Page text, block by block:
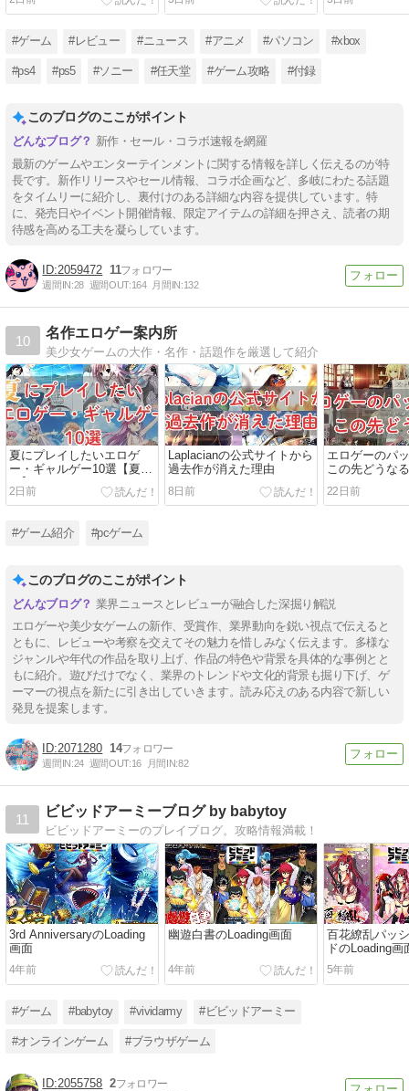
iPhoneスマホもセール実
施！
掲載した書籍 配信開始
#ゲーム #レビュー #ニュース #アニメ #パソコン #xbox
#ps4 #ps5 #ソニー #任天堂 #ゲーム攻略 #付録
このブログのここがポイント
新作・セール・コラボ速報を網羅
最新のゲームやエンターテインメントに関する情報を詳しく伝えるのが特
長です。新作リリースやセール情報、コラボ企画など、多岐にわたる話題
をタイムリーに紹介し、裏付けのある詳細な内容を提供しています。特
に、発売日やイベント開催情報、限定アイテムの詳細を押さえ、読者の期
待感を高める工夫を凝らしています。
2059472 11
週間IN:28 週間OUT:164 月間IN:132
10
名作エロゲー案内所
美少女ゲームの大作・名作・話題作を厳選して紹介
夏にプレイしたいエロゲ
ー・ギャルゲー10選【夏ゲ
ー】
2日前
Laplacianの公式サイトから
過去作が消えた理由
8日前
エロゲーのパ
この先どうな
22日前
#ゲーム紹介 #pcゲーム
このブログのここがポイント
業界ニュースとレビューが融合した深掘り解説
エロゲーや美少女ゲームの新作、受賞作、業界動向を鋭い視点で伝えると
ともに、レビューや考察を交えてその魅力を惜しみなく伝えます。多様な
ジャンルや年代の作品を取り上げ、作品の特色や背景を具体的な事例とと
もに紹介。遊びだけでなく、業界のトレンドや文化的背景も掘り下げ、ゲ
ーマーの視点を新たに引き出していきます。読み応えのある内容で新しい
発見を提案します。
2071280 14
週間IN:24 週間OUT:16 月間IN:82
11
ビビッドアーミーブログ by babytoy
ビビッドアーミーのプレイブログ。攻略情報満載！
3rd AnniversaryのLoading
画面
4年前
幽遊白書のLoading画面
4年前
百花繚乱パッ
ドのLoading画
5年前
#ゲーム #babytoy #vividarmy #ビビッドアーミー
#オンラインゲーム #ブラウザゲーム
2055758 2